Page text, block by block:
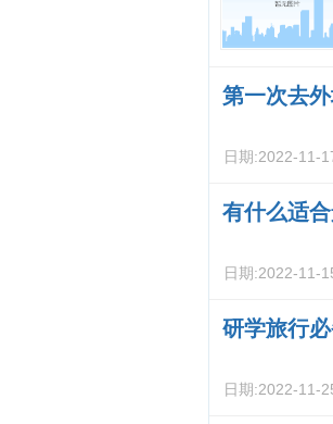
第一次去
日期:2022-11-
有什么适
日期:2022-11-
研学旅行
日期:2022-11-